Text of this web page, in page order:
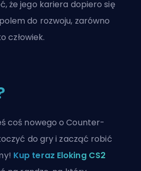
że jego kariera dopiero się
do rozwoju, zarówno
człowiek.
coś nowego o Counter-
do gry i zacząć robić
Kup teraz Eloking CS2